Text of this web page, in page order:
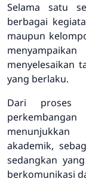
Selama satu
berbagai
maupun
menyelesaikan
yang berlaku.
Dari proses
menunjukkan
akademik,
sedangkan
berkomunikasi